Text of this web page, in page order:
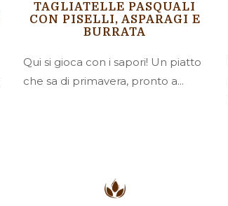
TAGLIATELLE PASQUALI
CON PISELLI, ASPARAGI E
BURRATA
Qui si gioca con i sapori! Un piatto
che sa di primavera, pronto a...